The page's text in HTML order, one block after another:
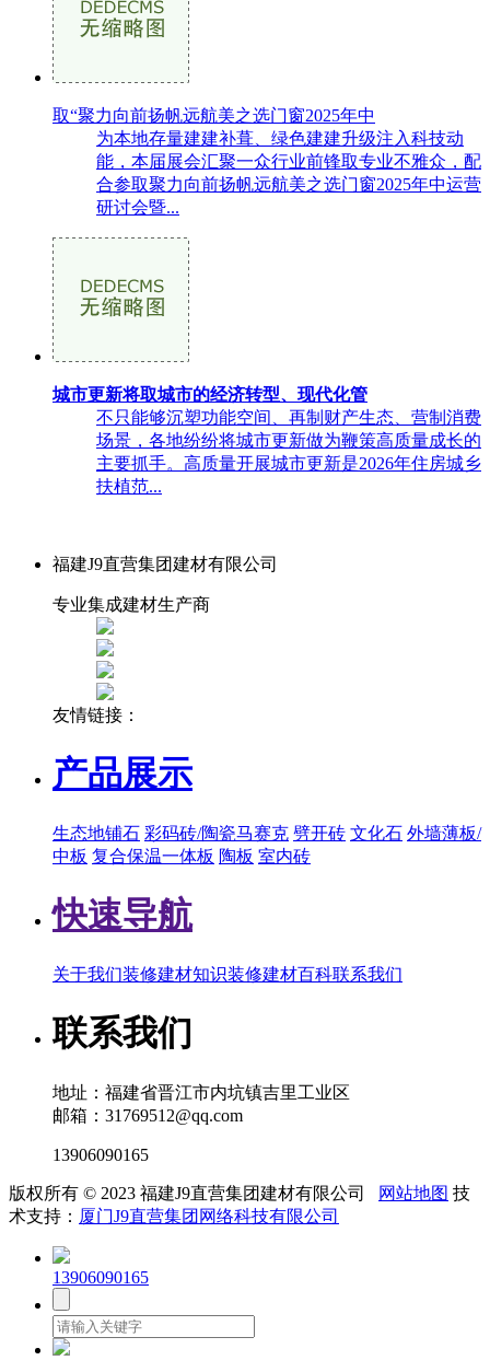
取“聚力向前扬帆远航美之选门窗2025年中
为本地存量建建补葺、绿色建建升级注入科技动
能，本届展会汇聚一众行业前锋取专业不雅众，配
合参取聚力向前扬帆远航美之选门窗2025年中运营
研讨会暨...
城市更新将取城市的经济转型、现代化管
不只能够沉塑功能空间、再制财产生态、营制消费
场景，各地纷纷将城市更新做为鞭策高质量成长的
主要抓手。高质量开展城市更新是2026年住房城乡
扶植范...
福建J9直营集团建材有限公司
专业集成建材生产商
友情链接：
产品展示
生态地铺石 彩码砖/陶瓷马赛克 劈开砖 文化石 外墙薄板/
中板 复合保温一体板 陶板 室内砖
快速导航
关于我们装修建材知识装修建材百科联系我们
联系我们
地址：福建省晋江市内坑镇吉里工业区
邮箱：31769512@qq.com
13906090165
版权所有 © 2023 福建J9直营集团建材有限公司 网站地图 技
术支持： 厦门J9直营集团网络科技有限公司
13906090165